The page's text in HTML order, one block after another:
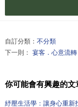
自訂分類： 不分類
下一則： 宴客．心意流轉
你可能會有興趣的文
紓壓生活學：讓身心重新